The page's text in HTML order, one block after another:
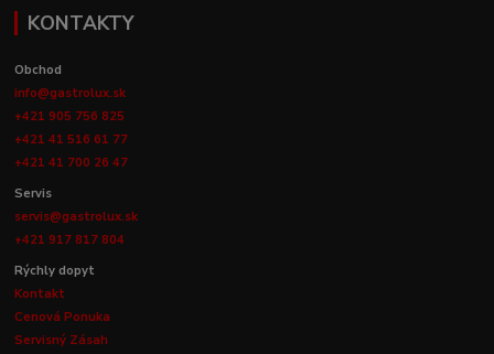
KONTAKTY
Obchod
info@gastrolux.sk
+421 905 756 825
+421 41 516 61 77
+421 41 700 26 47
Servis
servis@gastrolux.sk
+421 917 817 804
Rýchly dopyt
Kontakt
Cenová Ponuka
Servisný Zásah